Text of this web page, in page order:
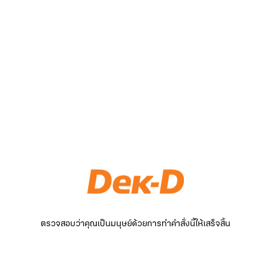
ตรวจสอบว่าคุณเป็นมนุษย์ด้วยการทำคำสั่งนี้ให้เสร็จสิ้น